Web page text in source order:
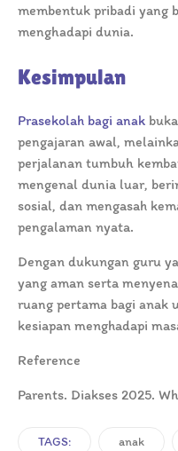
membentuk pribadi yang
menghadapi dunia.
Kesimpulan
Prasekolah bagi anak
pengajaran awal,
perjalanan tumbuh
mengenal dunia luar,
sosial, dan mengasah
pengalaman nyata.
Dengan dukungan guru
yang aman serta
ruang pertama bagi anak
kesiapan menghadapi
Reference
Parents. Diakses 2025.
TAGS: anak